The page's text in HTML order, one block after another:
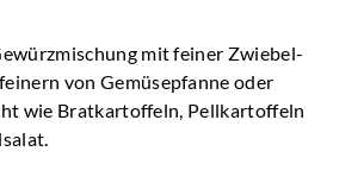
mit feiner Zwiebel-
von Gemüsepfanne oder
wie Bratkartoffeln, Pellkartoffeln